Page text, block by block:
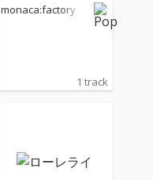
monaca:factory
1 track